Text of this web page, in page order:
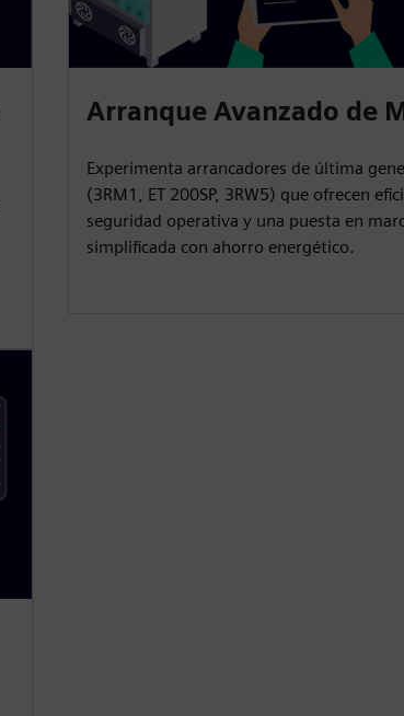
Arranque Avanzado de
Experimenta arrancadores de última
(3RM1, ET 200SP, 3RW5) que ofrecen
seguridad operativa y una puesta en
simplificada con ahorro energético.